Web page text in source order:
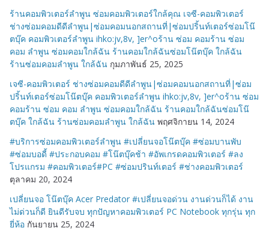
ร้านคอมพิวเตอร์ลำพูน ซ่อมคอมพิวเตอร์ใกล้คุณ เจซี-คอมพิวเตอร์
ช่างซ่อมคอมดีดีลำพูน|ซ่อมคอมนอกสถานที่|ซ่อมปริ้นท์เตอร์ซ่อมโน๊
ตบุ๊ค คอมพิวเตอร์ลำพูน ihko:jv,8v, ]er^oร้าน ซ่อม คอมร้าน ซ่อม
คอม ลำพูน ซ่อมคอมใกล้ฉัน ร้านคอมใกล้ฉันซ่อมโน๊ตบุ๊ค ใกล้ฉัน
ร้านซ่อมคอมลำพูน ใกล้ฉัน กุมภาพันธ์ 25, 2025
เจซี-คอมพิวเตอร์ ช่างซ่อมคอมดีดีลำพูน|ซ่อมคอมนอกสถานที่|ซ่อม
ปริ้นท์เตอร์ซ่อมโน๊ตบุ๊ค คอมพิวเตอร์ลำพูน ihko:jv,8v, ]er^oร้าน ซ่อม
คอมร้าน ซ่อม คอม ลำพูน ซ่อมคอมใกล้ฉัน ร้านคอมใกล้ฉันซ่อมโน๊
ตบุ๊ค ใกล้ฉัน ร้านซ่อมคอมลำพูน ใกล้ฉัน พฤศจิกายน 14, 2024
#บริการซ่อมคอมพิวเตอร์ลำพูน #เปลี่ยนจอโน๊ตบุ๊ค #ซ่อมบานพับ
#ซ่อมบอดี้ #ประกอบคอม #โน๊ตบุ๊คช้า #อัพเกรดคอมพิวเตอร์ #ลง
โปรแกรม #คอมพิวเตอร์#PC #ซ่อมปรินท์เตอร์ #ช่างคอมพิวเตอร์
ตุลาคม 20, 2024
เปลี่ยนจอ โน๊ตบุ๊ค Acer Predator #เปลี่ยนจอด่วน งานด่วนก็ได้ งาน
ไม่ด่วนก็ดี ยินดีรับจบ ทุกปัญหาคอมพิวเตอร์ PC Notebook ทุกรุ่น ทุก
ยี่ห้อ กันยายน 25, 2024